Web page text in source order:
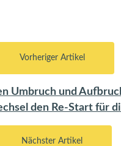
Vorheriger Artikel
Umbruch und
den Re-Start für
Nächster Artikel